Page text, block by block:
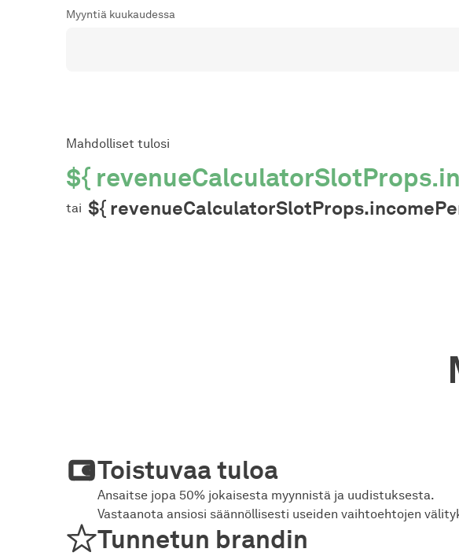
Myyntiä kuukaudessa
Mahdolliset tulosi
${
tai ${
Toistuvaa tuloa
Ansaitse jopa 50% jokaisesta myynnistä ja uudistuksesta.
Vastaanota ansiosi säännöllisesti useiden vaihtoehtojen
Tunnetun brandin